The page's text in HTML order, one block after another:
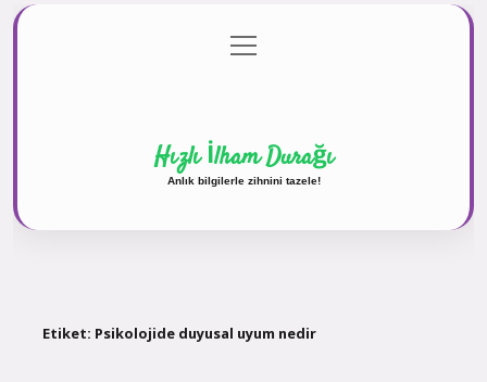
Gizlilik Politikası
menüyü
aç
Hızlı İlham Durağı
Anlık bilgilerle zihnini tazele!
Etiket: Psikolojide duyusal uyum nedir